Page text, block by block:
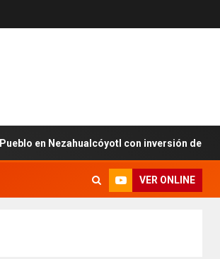
con inversión de 160 millones
VER ONLINE